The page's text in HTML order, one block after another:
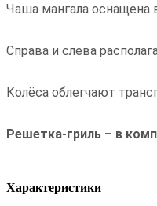
Чаша мангала
Справа и слева
Колёса облегчают
Решетка-гриль – в
Характеристики